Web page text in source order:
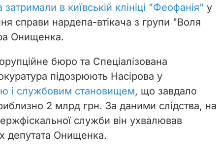
затримали в київській клініці "Феофанія" у
справи нардепа-втікача з групи "Воля
Онищенка.
бюро та Спеціалізована
підозрюють Насірова у
і службовим становищем, що завдало
2 млрд грн. За даними слідства, на
служби він ухвалював
депутата Онищенка.